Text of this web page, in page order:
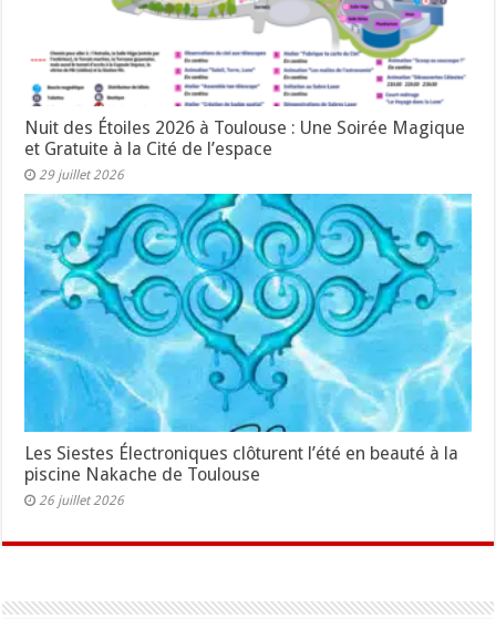
Nuit des Étoiles 2026 à Toulouse : Une Soirée Magique
et Gratuite à la Cité de l’espace
29 juillet 2026
Les Siestes Électroniques clôturent l’été en beauté à la
piscine Nakache de Toulouse
26 juillet 2026